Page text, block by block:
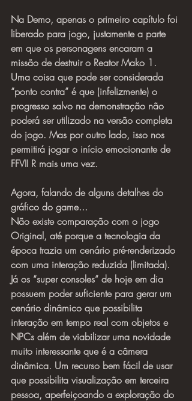
Na Demo, apenas o primeiro capítulo foi
liberado para jogo, justamente a parte
em que os personagens encaram a
missão de destruir o Reator Mako 1.
Uma coisa que pode ser considerada
“ponto contra” é que (infelizmente) o
progresso salvo na demonstração não
poderá ser utilizado na versão completa
do jogo. Mas por outro lado, isso nos
permitirá jogar o início emocionante de
FFVII R mais uma vez.
Agora, falando de alguns detalhes do
gráfico do game...
Não existe comparação com o jogo
Original, até porque a tecnologia da
época trazia um cenário pré-renderizado
com uma interação reduzida (limitada).
Já os “super consoles” de hoje em dia
possuem poder suficiente para gerar um
cenário dinâmico que possibilita
interação em tempo real com objetos e
NPCs além de viabilizar uma novidade
muito interessante que é a câmera
dinâmica. Um recurso bem fácil de usar
que possibilita visualização em terceira
pessoa, aperfeiçoando a exploração do